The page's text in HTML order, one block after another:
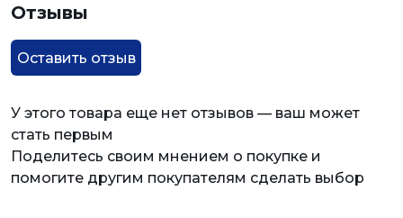
Отзывы
Оставить отзыв
У этого товара еще нет отзывов — ваш может
стать первым
Поделитесь своим мнением о покупке и
помогите другим покупателям сделать выбор